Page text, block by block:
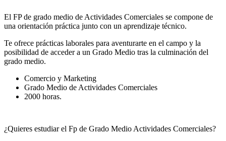
El FP de grado medio de Actividades Comerciales se compone de
una orientación práctica junto con un aprendizaje técnico.
Te ofrece prácticas laborales para aventurarte en el campo y la
posibilidad de acceder a un Grado Medio tras la culminación del
grado medio.
Comercio y Marketing
Grado Medio de Actividades Comerciales
2000 horas.
¿Quieres estudiar el Fp de Grado Medio Actividades Comerciales?